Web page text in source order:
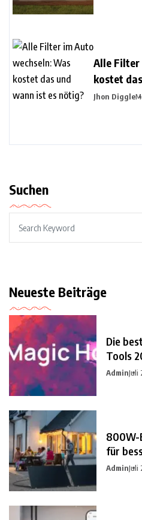
Alle Filter
kostet
Jhon Diggle
Suchen
Neueste Beiträge
Die
Tools
AdminJuli
800W-
für
AdminJuli